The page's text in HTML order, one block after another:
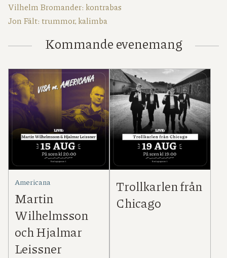
Vilhelm Bromander: kontrabas
Jon Fält: trummor, kalimba
Kommande evenemang
Americana
Martin
Wilhelmsson
och Hjalmar
Leissner
Trollkarlen från
Chicago